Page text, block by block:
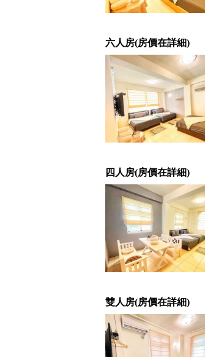
六人房(房價在詳細)
四人房(房價在詳細)
雙人房(房價在詳細)